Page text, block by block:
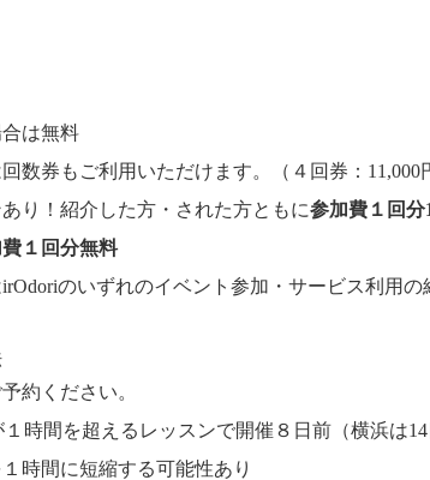
は無料
数券もご利用いただけます。（４回券：11,000
り！紹介した方・された方ともに参加費１回分
１回分無料
のいずれのイベント参加・サービス利用の
約ください。
１時間を超えるレッスンで開催８日前（横浜は
時間に短縮する可能性あり